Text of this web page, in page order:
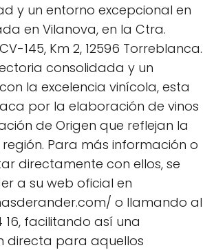
y un entorno excepcional en
en Vilanova, en la Ctra.
145, Km 2, 12596 Torreblanca.
consolidada y un
la excelencia vinícola, esta
por la elaboración de vinos
de Origen que reflejan la
Para más información o
directamente con ellos, se
a su web oficial en
o llamando al
16, facilitando así una
directa para aquellos